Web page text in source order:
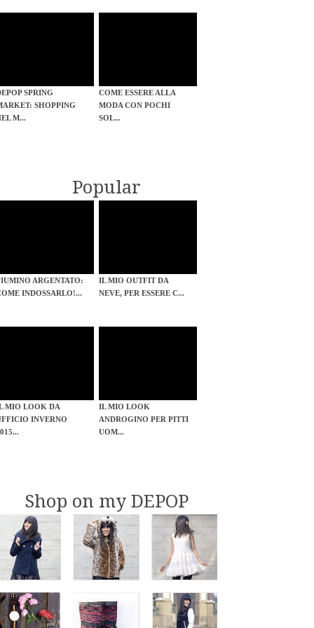
SPRING
SHOPPING
M...
COME ESSERE ALLA
MODA CON POCHI
SOL...
Popular
ARGENTATO:
INDOSSARLO!...
IL MIO OUTFIT DA
NEVE, PER ESSERE C...
MIO LOOK DA
INVERNO
IL MIO LOOK
ANDROGINO PER PITTI
UOM...
Shop on my DEPOP